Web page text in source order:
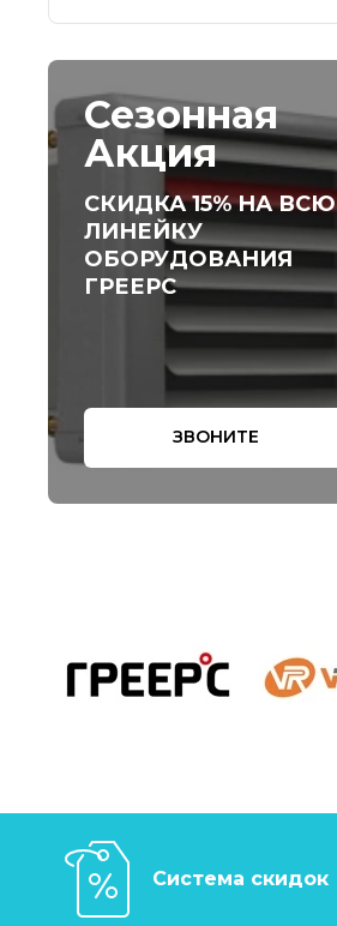
Сезонная
Акция
СКИДКА 15% НА ВСЮ
ЛИНЕЙКУ
ОБОРУДОВАНИЯ
ГРЕЕРС
ЗВОНИТЕ
Система скидок